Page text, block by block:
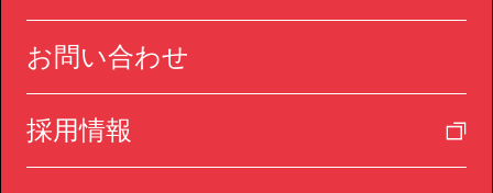
お問い合わせ
採用情報